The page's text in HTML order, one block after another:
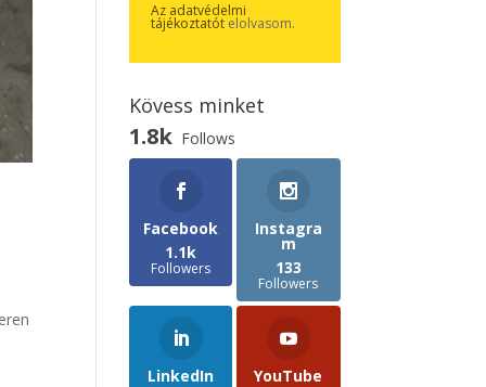
Az adatvédelmi
tájékoztatót elolvasom.
Kövess minket
1.8k Follows
Facebook
1.1k
Followers
Instagra
m
133
Followers
LinkedIn
YouTube